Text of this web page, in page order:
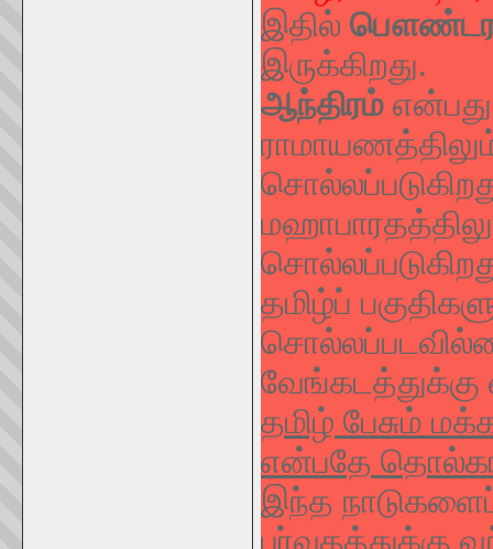
இதில்
இருக்கிறது.
ஆந்திரம்
தமிழ்ப்
வேங்கடத்துக்கு
தமிழ் பேசும்
என்பதே
இந்த
பர்வதத்துக்கு